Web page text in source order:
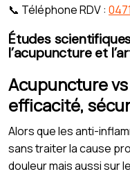
📞 Téléphone RDV :
Études
l’acupuncture et
Acupuncture
efficacité,
Alors que les anti-
sans traiter la cause
douleur mais aussi sur